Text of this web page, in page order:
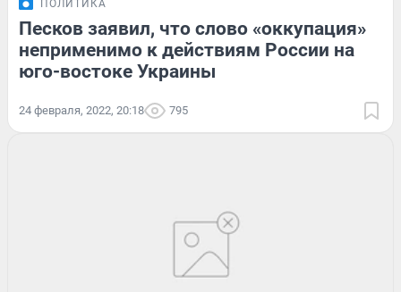
ПОЛИТИКА
Песков заявил, что слово «оккупация»
неприменимо к действиям России на
юго-востоке Украины
24 февраля, 2022, 20:18 795